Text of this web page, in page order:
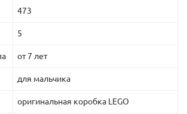
473
5
от 7 лет
для мальчика
оригинальная коробка LEGO